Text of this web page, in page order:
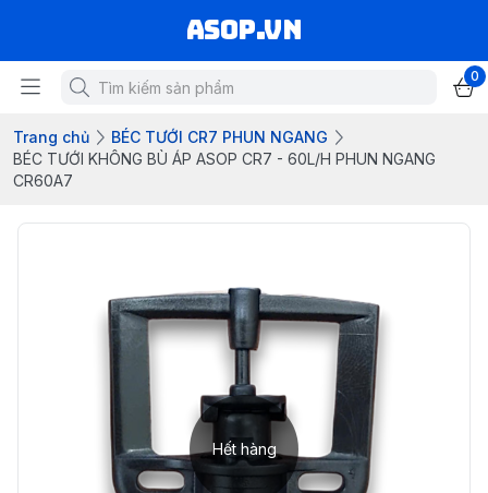
asop.vn
0
Trang chủ
BÉC TƯỚI CR7 PHUN NGANG
BÉC TƯỚI KHÔNG BÙ ÁP ASOP CR7 - 60L/H PHUN NGANG
CR60A7
Hết hàng